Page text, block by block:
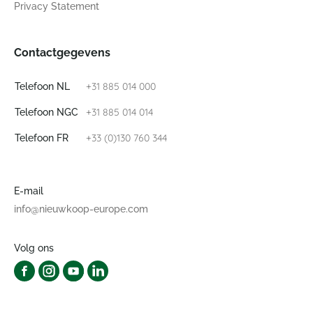
Privacy Statement
Contactgegevens
Telefoon NL +31 885 014 000
Telefoon NGC +31 885 014 014
Telefoon FR +33 (0)130 760 344
E-mail
info@nieuwkoop-europe.com
Volg ons